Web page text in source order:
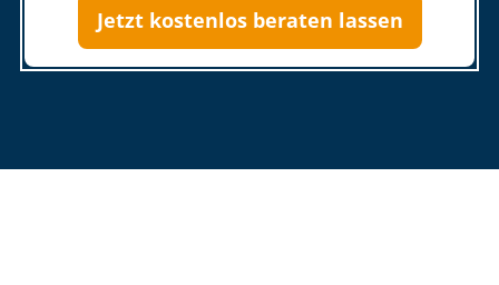
Jetzt kostenlos beraten lassen